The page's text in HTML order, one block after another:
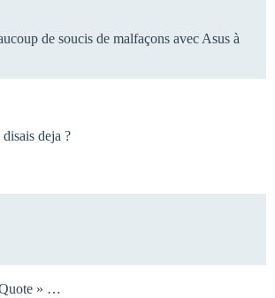
de soucis de malfaçons avec Asus à
deja ?
Quote » …